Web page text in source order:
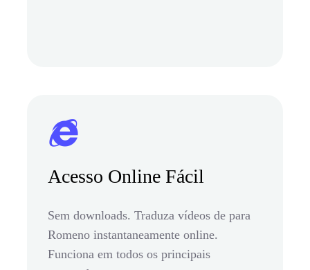
Acesso Online Fácil
Sem downloads. Traduza vídeos de para
Romeno instantaneamente online.
Funciona em todos os principais